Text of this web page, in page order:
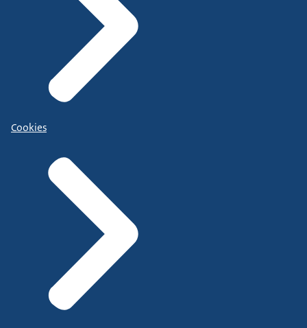
Cookies